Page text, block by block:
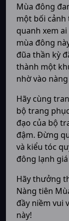
Mùa đông
một bối cảnh
quanh xem
mùa đông
đũa thần kỳ
thành một
nhờ vào
Hãy cùng
bộ trang
đạo của bộ
đậm. Đừng
và kiểu tóc
đông lạnh
Hãy thưởng
Nàng tiên
đầy niềm vui
này!